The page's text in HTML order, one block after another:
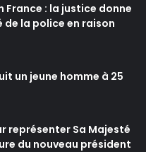
: la justice donne
de la police en raison
un jeune homme à 25
représenter Sa Majesté
du nouveau président